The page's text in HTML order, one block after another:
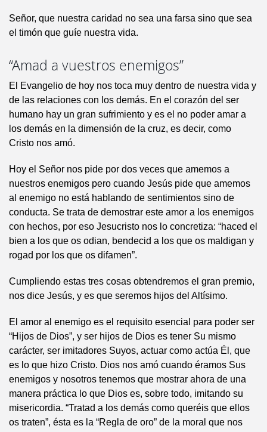
Señor, que nuestra caridad no sea una farsa sino que sea
el timón que guíe nuestra vida.
“Amad a vuestros enemigos”
El Evangelio de hoy nos toca muy dentro de nuestra vida y
de las relaciones con los demás. En el corazón del ser
humano hay un gran sufrimiento y es el no poder amar a
los demás en la dimensión de la cruz, es decir, como
Cristo nos amó.
Hoy el Señor nos pide por dos veces que amemos a
nuestros enemigos pero cuando Jesús pide que amemos
al enemigo no está hablando de sentimientos sino de
conducta. Se trata de demostrar este amor a los enemigos
con hechos, por eso Jesucristo nos lo concretiza: “haced el
bien a los que os odian, bendecid a los que os maldigan y
rogad por los que os difamen”.
Cumpliendo estas tres cosas obtendremos el gran premio,
nos dice Jesús, y es que seremos hijos del Altísimo.
El amor al enemigo es el requisito esencial para poder ser
“Hijos de Dios”, y ser hijos de Dios es tener Su mismo
carácter, ser imitadores Suyos, actuar como actúa Él, que
es lo que hizo Cristo. Dios nos amó cuando éramos Sus
enemigos y nosotros tenemos que mostrar ahora de una
manera práctica lo que Dios es, sobre todo, imitando su
misericordia. “Tratad a los demás como queréis que ellos
os traten”, ésta es la “Regla de oro” de la moral que nos